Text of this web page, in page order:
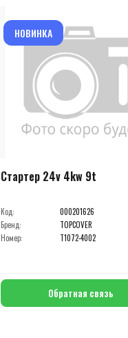
НОВИНКА
Стартер 24v 4kw 9t
Код:
000201626
Бренд:
TOPCOVER
Номер:
T1072-4002
Обратная связь